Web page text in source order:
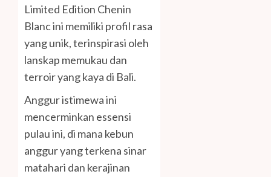
Limited Edition Chenin
Blanc ini memiliki profil rasa
yang unik, terinspirasi oleh
lanskap memukau dan
terroir yang kaya di Bali.
Anggur istimewa ini
mencerminkan essensi
pulau ini, di mana kebun
anggur yang terkena sinar
matahari dan kerajinan